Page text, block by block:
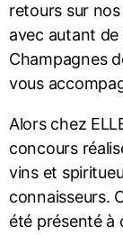
retours sur
avec autant de
Champagnes
vous
Alors chez
concours
vins et
connaisseurs.
été présenté à